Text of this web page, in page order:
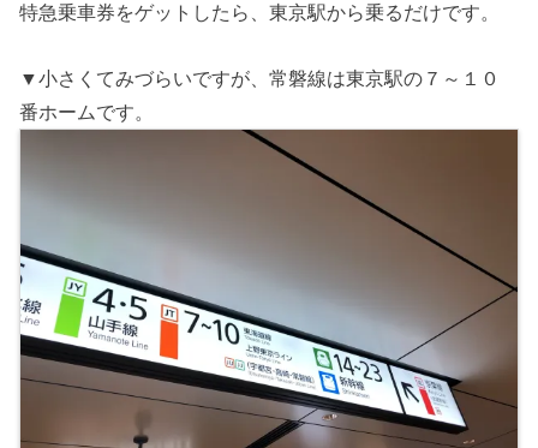
特急乗車券をゲットしたら、東京駅から乗るだけです。
▼小さくてみづらいですが、常磐線は東京駅の７～１０
番ホームです。